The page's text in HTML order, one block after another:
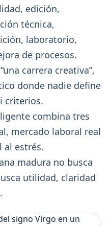
edición,
técnica,
laboratorio,
de procesos.
carrera creativa”,
donde nadie define
criterios.
combina tres
mercado laboral real
al estrés.
madura no busca
utilidad, claridad